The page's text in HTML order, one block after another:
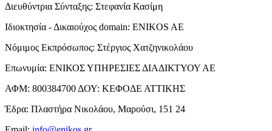
Διευθύντρια Σύνταξης: Στεφανία Κασίμη
Ιδιοκτησία - Δικαιούχος domain: ENIKOS AE
Νόμιμος Εκπρόσωπος: Στέργιος Χατζηνικολάου
Επωνυμία: ΕΝΙΚΟΣ ΥΠΗΡΕΣΙΕΣ ΔΙΑΔΙΚΤΥΟΥ ΑΕ
ΑΦΜ: 800384700 ΔΟΥ: ΚΕΦΟΔΕ ΑΤΤΙΚΗΣ
Έδρα: Πλαστήρα Νικολάου, Μαρούσι, 151 24